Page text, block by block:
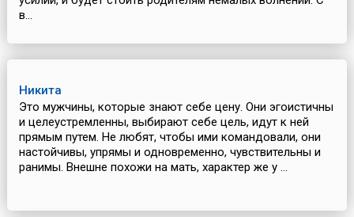
в...
Никита
Это мужчины, которые знают себе цену. Они эгоистичны
и целеустремленны, выбирают себе цель, идут к ней
прямым путем. Не любят, чтобы ими командовали, они
настойчивы, упрямы и одновременно, чувствительны и
ранимы. Внешне похожи на мать, характер же у ...